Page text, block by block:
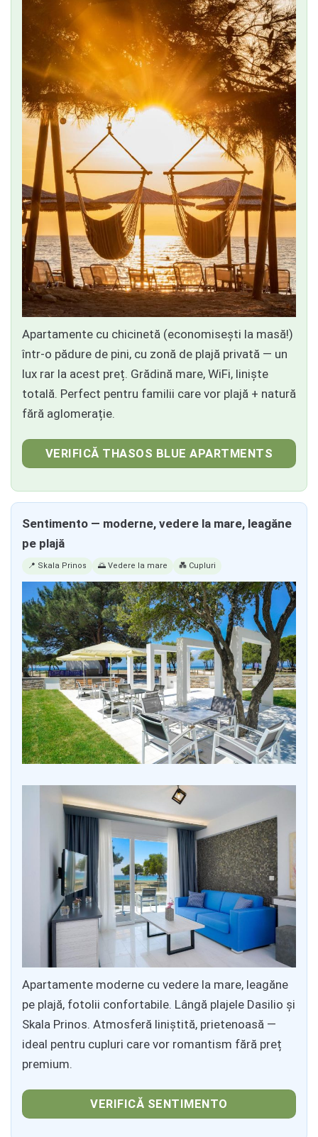
Apartamente cu chicinetă (economisești la masă!)
într-o pădure de pini, cu zonă de plajă privată — un
lux rar la acest preț. Grădină mare, WiFi, liniște
totală. Perfect pentru familii care vor plajă + natură
fără aglomerație.
VERIFICĂ THASOS BLUE APARTMENTS
Sentimento — moderne, vedere la mare, leagăne
pe plajă
📍 Skala Prinos 🌅 Vedere la mare 💑 Cupluri
Apartamente moderne cu vedere la mare, leagăne
pe plajă, fotolii confortabile. Lângă plajele Dasilio și
Skala Prinos. Atmosferă liniștită, prietenoasă —
ideal pentru cupluri care vor romantism fără preț
premium.
VERIFICĂ SENTIMENTO